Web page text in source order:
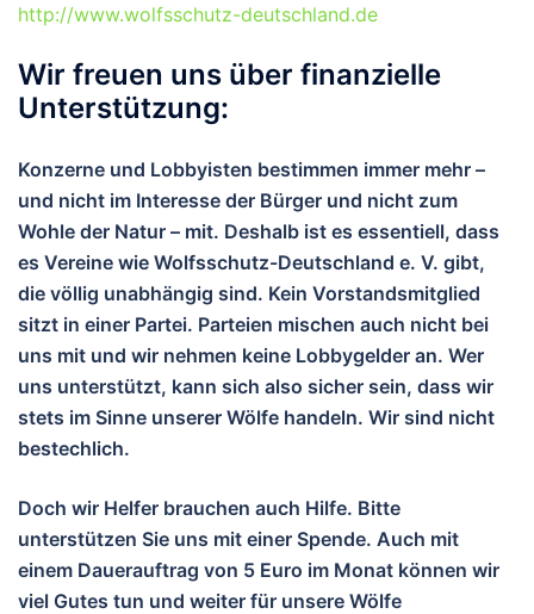
http://www.wolfsschutz-deutschland.de
Wir freuen uns über finanzielle
Unterstützung:
Konzerne und Lobbyisten bestimmen immer mehr –
und nicht im Interesse der Bürger und nicht zum
Wohle der Natur – mit. Deshalb ist es essentiell, dass
es Vereine wie Wolfsschutz-Deutschland e. V. gibt,
die völlig unabhängig sind. Kein Vorstandsmitglied
sitzt in einer Partei. Parteien mischen auch nicht bei
uns mit und wir nehmen keine Lobbygelder an. Wer
uns unterstützt, kann sich also sicher sein, dass wir
stets im Sinne unserer Wölfe handeln. Wir sind nicht
bestechlich.
Doch wir Helfer brauchen auch Hilfe. Bitte
unterstützen Sie uns mit einer Spende. Auch mit
einem Dauerauftrag von 5 Euro im Monat können wir
viel Gutes tun und weiter für unsere Wölfe